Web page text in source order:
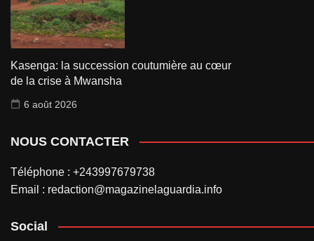
Kasenga: la succession coutumière au cœur
de la crise à Mwansha
6 août 2026
NOUS CONTACTER
Téléphone : +243997679738
Email : redaction@magazinelaguardia.info
Social